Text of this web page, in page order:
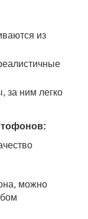
из
за ним легко
можно